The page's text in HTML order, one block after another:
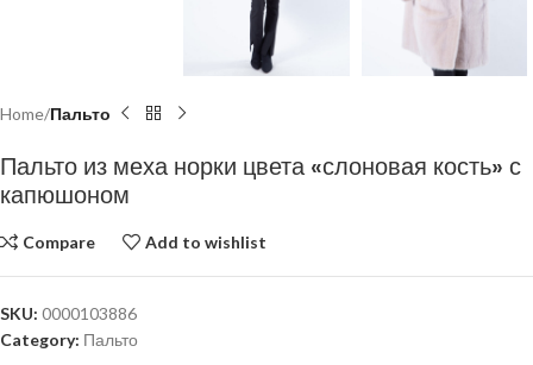
Home Пальто
Пальто из меха норки цвета «слоновая кость» с
капюшоном
Compare Add to wishlist
SKU: 0000103886
Category: Пальто